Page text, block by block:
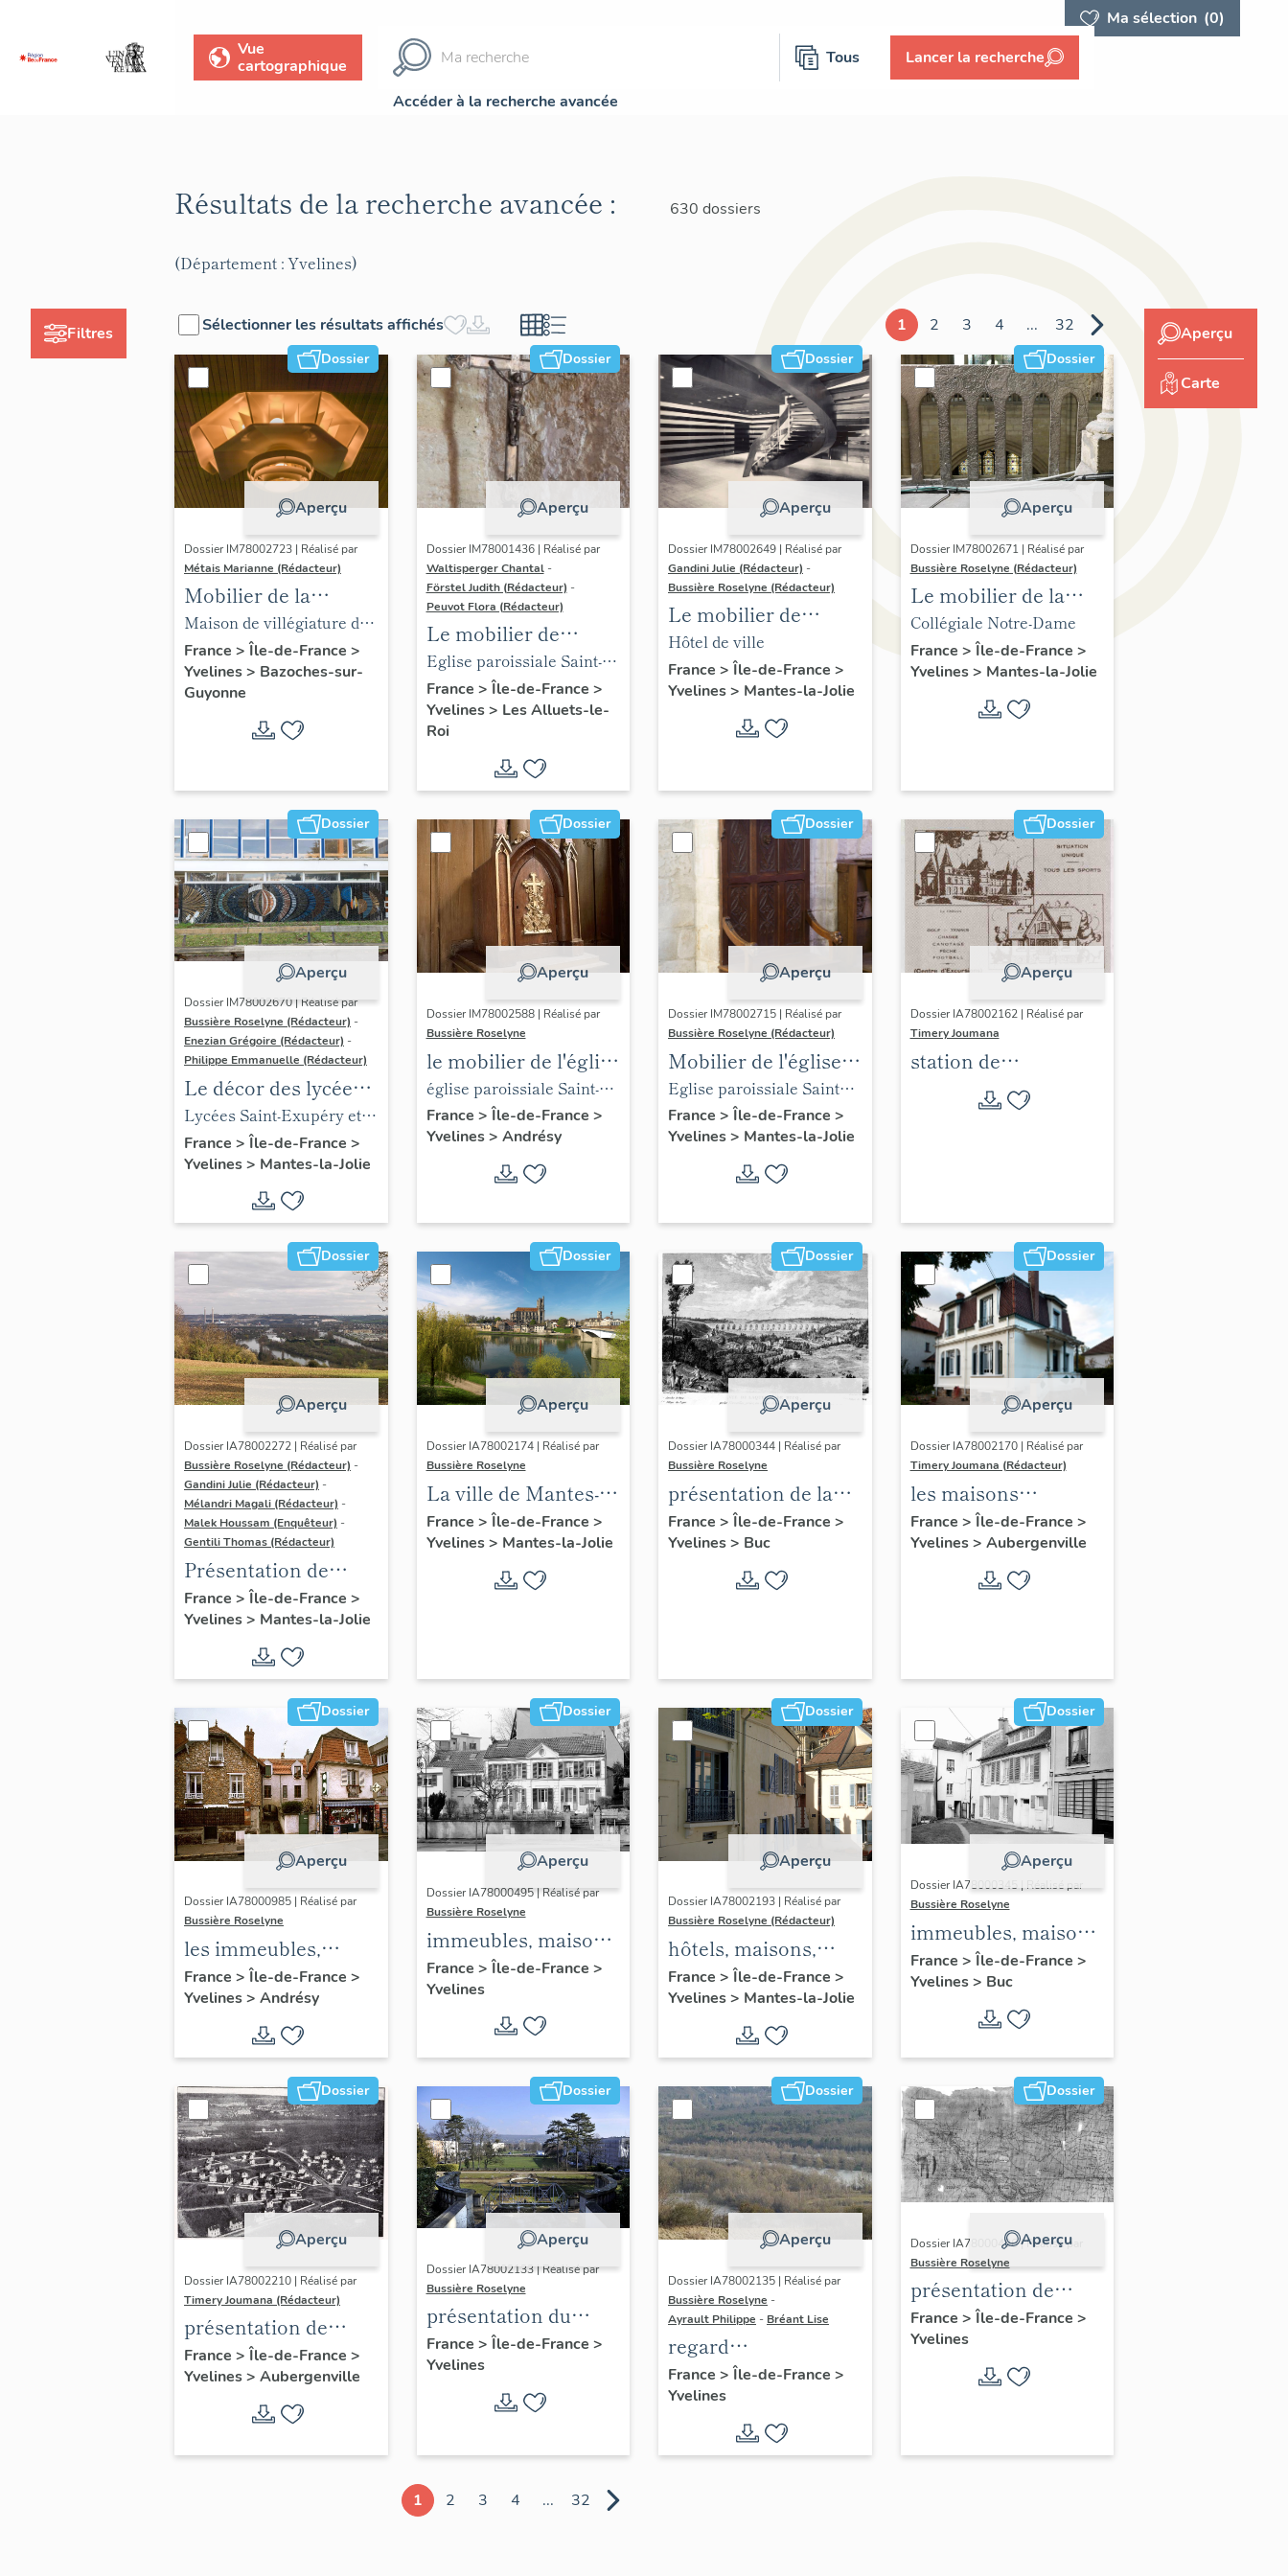
Ma sélection (0)
Vue
cartographique
Tous Lancer la recherche
Accéder à la recherche avancée
Filtres
Résultats de la recherche avancée : 630 dossiers
(Département : Yvelines)
Sélectionner les résultats affichés 1 2 3 4 ... 32
Dossier
Aperçu
Dossier IM78002723 | Réalisé par
Métais Marianne (Rédacteur)
Mobilier de la
maison Louis Carré
Maison de villégiature dite
maison Louis Carré
France > Île-de-France >
Yvelines> Bazoches-sur-
Guyonne
Dossier
Aperçu
Dossier IM78001436 | Réalisé par
Waltisperger Chantal -
Förstel Judith (Rédacteur) -
Peuvot Flora (Rédacteur)
Le mobilier de
l'église paroissiale
Saint-Nicolas
Eglise paroissiale Saint-
Nicolas
France > Île-de-France >
Yvelines> Les Alluets-le-
Roi
Dossier
Aperçu
Dossier IM78002649 | Réalisé par
Gandini Julie (Rédacteur) -
Bussière Roselyne (Rédacteur)
Le mobilier de
l'hôtel de ville
Hôtel de ville
France > Île-de-France >
Yvelines> Mantes-la-Jolie
Dossier
Aperçu
Dossier IM78002671 | Réalisé par
Bussière Roselyne (Rédacteur)
Le mobilier de la
collégiale
Collégiale Notre-Dame
France > Île-de-France >
Yvelines> Mantes-la-Jolie
Dossier
Aperçu
Dossier IM78002670 | Réalisé par
Bussière Roselyne (Rédacteur) -
Enezian Grégoire (Rédacteur) -
Philippe Emmanuelle (Rédacteur)
Le décor des lycées
de Mantes
Lycées Saint-Exupéry et
Jean Rostand
France > Île-de-France >
Yvelines> Mantes-la-Jolie
Dossier
Aperçu
Dossier IM78002588 | Réalisé par
Bussière Roselyne
le mobilier de l'église
Saint-Germain-de-
Paris (liste
supplémentaire)
église paroissiale Saint-
Germain
France > Île-de-France >
Yvelines> Andrésy
Dossier
Aperçu
Dossier IM78002715 | Réalisé par
Bussière Roselyne (Rédacteur)
Mobilier de l'église
Sainte-Anne de
Gassicourt
Eglise paroissiale Sainte-
Anne
France > Île-de-France >
Yvelines> Mantes-la-Jolie
Dossier
Aperçu
Dossier IA78002162 | Réalisé par
Timery Joumana
station de
villégiature
d'Elisabethville
Dossier
Aperçu
Dossier IA78002272 | Réalisé par
Bussière Roselyne (Rédacteur) -
Gandini Julie (Rédacteur) -
Mélandri Magali (Rédacteur) -
Malek Houssam (Enquêteur) -
Gentili Thomas (Rédacteur)
Présentation de
l'étude
France > Île-de-France >
Yvelines> Mantes-la-Jolie
Dossier
Aperçu
Dossier IA78002174 | Réalisé par
Bussière Roselyne
La ville de Mantes-la-
Jolie
France > Île-de-France >
Yvelines> Mantes-la-Jolie
Dossier
Aperçu
Dossier IA78000344 | Réalisé par
Bussière Roselyne
présentation de la
commune de Buc
France > Île-de-France >
Yvelines> Buc
Dossier
Aperçu
Dossier IA78002170 | Réalisé par
Timery Joumana (Rédacteur)
les maisons
d'Elisabethville
France > Île-de-France >
Yvelines> Aubergenville
Dossier
Aperçu
Dossier IA78000985 | Réalisé par
Bussière Roselyne
les immeubles,
maisons et fermes
du canton d'Andrésy
France > Île-de-France >
Yvelines> Andrésy
Dossier
Aperçu
Dossier IA78000495 | Réalisé par
Bussière Roselyne
immeubles, maisons,
fermes
France > Île-de-France >
Yvelines
Dossier
Aperçu
Dossier IA78002193 | Réalisé par
Bussière Roselyne (Rédacteur)
hôtels, maisons,
immeubles
France > Île-de-France >
Yvelines> Mantes-la-Jolie
Dossier
Aperçu
Dossier IA78000345 | Réalisé par
Bussière Roselyne
immeubles, maisons,
fermes
France > Île-de-France >
Yvelines> Buc
Dossier
Aperçu
Dossier IA78002210 | Réalisé par
Timery Joumana (Rédacteur)
présentation de
l'étude
d'Elisabethville
France > Île-de-France >
Yvelines> Aubergenville
Dossier
Aperçu
Dossier IA78002133 | Réalisé par
Bussière Roselyne
présentation du
diagnostic
patrimonial, urbain
et paysager de Seine-
France > Île-de-France >
Yvelines
Dossier
Aperçu
Dossier IA78002135 | Réalisé par
Bussière Roselyne -
Ayrault Philippe - Bréant Lise
regard
photographique sur
le territoire de Seine-
France > Île-de-France >
Yvelines
Dossier
Aperçu
Dossier IA78000496 | Réalisé par
Bussière Roselyne
présentation de
l'étude du
patrimoine de l'aire
d'étude Versailles
périphérie sud
France > Île-de-France >
Yvelines
1 2 3 4 ... 32
Aperçu
Carte